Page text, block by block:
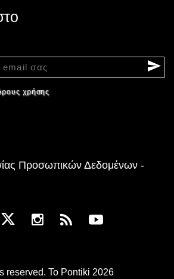
χρήσης
Προσωπικών Δεδομένων -
reserved. To Pontiki 2026